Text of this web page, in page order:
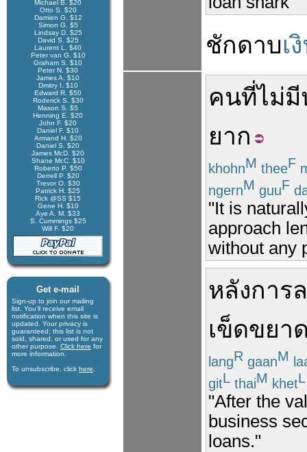
Michael B. $20
Otto S. $20
Damien G. $12
Simon G. $5
Lindsay D. $25
David S. $25
Laurent L. $40
Peter van G. $10
Graham S. $10
Peter N. $30
James A. $10
Dmitry I. $10
Edward R. $50
Roderick S. $30
Mason S. $5
Henning E. $20
John F. $20
Daniel F. $10
Armand H. $20
Daniel S. $20
James McD. $20
Shane McC. $10
Roberto P. $50
Derrell P. $20
Trevor O. $30
Patrick H. $25
Rick @SS $15
Gene H. $10
Aye A. M. $33
S. Cummings $25
Will F. $20
Get e-mail
Sign-up to join our mail­ing
list. You'll receive e­mail
notification when this site is
updated. Your privacy is
guaran­teed; this list is not
sold, shared, or used for any
other purpose. Click here for
more infor­mation.
To unsubscribe, click here
ชักดาบเ
คนที่ไม่มี
ยาก
khohnM theeF
ngernM guuF
"It is
approach
without any
หลังการ
เข็ดขยา
langR gaanM
gitL thaiM khetL
"After the
business
loans."